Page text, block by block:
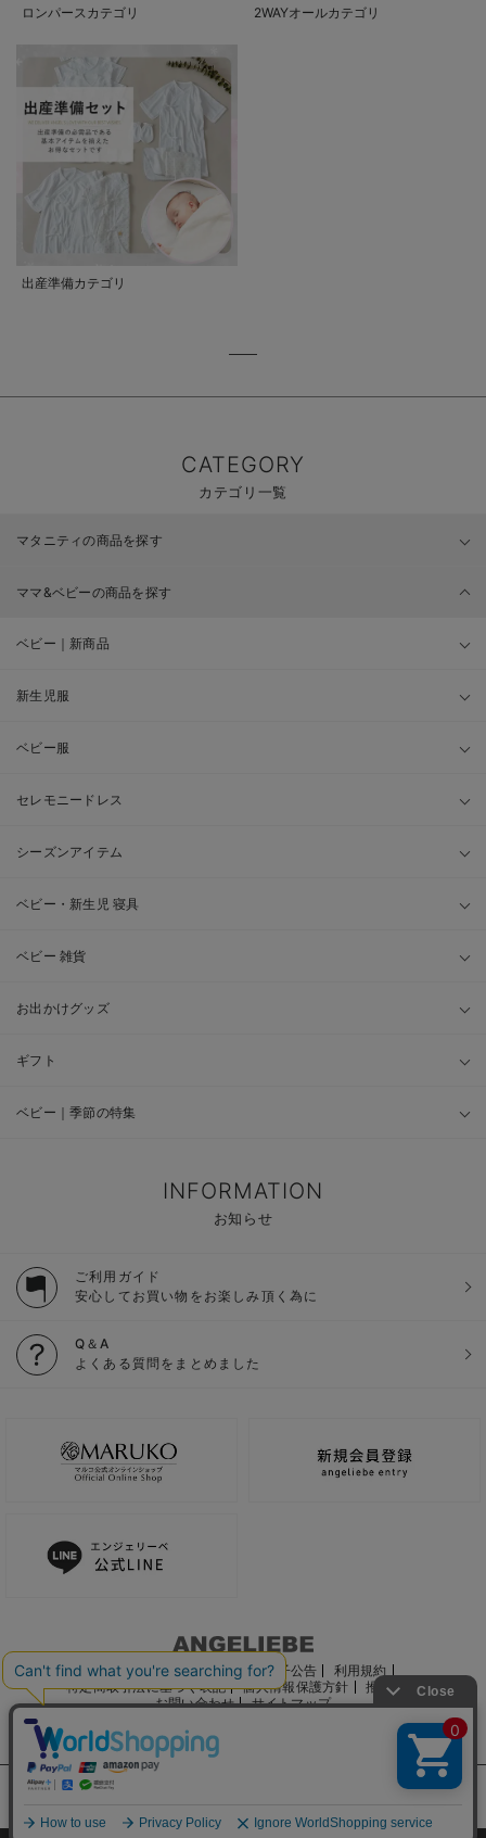
ロンパースカテゴリ 2WAYオールカテゴリ
出産準備カテゴリ
CATEGORY
カテゴリ一覧
マタニティの商品を探す
ママ&ベビーの商品を探す
ベビー｜新商品
新生児服
ベビー服
セレモニードレス
シーズンアイテム
ベビー・新生児 寝具
ベビー 雑貨
お出かけグッズ
ギフト
ベビー｜季節の特集
INFORMATION
お知らせ
ご利用ガイド
安心してお買い物をお楽しみ頂く為に
Q＆A
よくある質問をまとめました
ご利用ガイド 会社概要 電子公告
利用規約
特定商取引法に基づく表記
個人情報保護方針
推奨環境
お問い合わせ
サイトマップ
サイト内の文章、画像などの著作物はマルコ株式会社に属します。